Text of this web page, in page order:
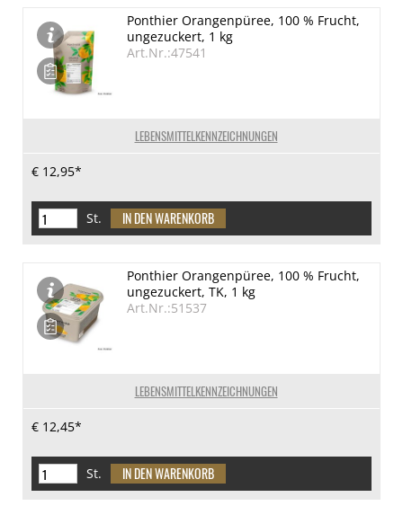
LEBENSMITTELKENNZEICHNUNGEN
Ponthier Orangenpüree, 100 % Frucht,
ungezuckert, 1 kg
Art.Nr.:47541
€ 12,95*
St.
LEBENSMITTELKENNZEICHNUNGEN
Ponthier Orangenpüree, 100 % Frucht,
ungezuckert, TK, 1 kg
Art.Nr.:51537
€ 12,45*
St.